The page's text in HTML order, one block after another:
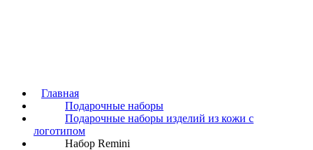
Главная
Подарочные наборы
Подарочные наборы изделий из кожи с
логотипом
Набор Remini